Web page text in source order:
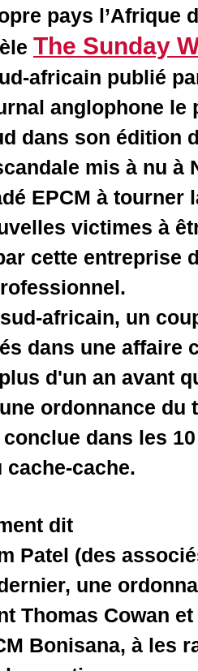
pays l’Afrique
The Sunday
africain publié
anglophone le
dans son édition
mis à nu à
EPCM à tourner
victimes à
cette entreprise
africain, un
dans une affaire
d'un an avant
ordonnance du
dans les
cache-cache.
dit
Patel (des
une
Thomas Cowan
Bonisana, à les